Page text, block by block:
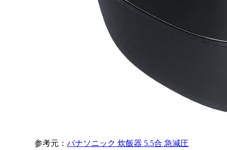
参考元： パナソニック 炊飯器 5.5合 急減圧